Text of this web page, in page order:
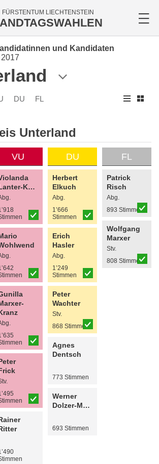
FÜRSTENTUM LIECHTENSTEIN
und Kandidaten
DU FL
Unterland
VU
Koller
DU
Herbert
Elkuch
Abg.
1’666
Stimmen
Erich
Hasler
Abg.
1’249
Stimmen
Peter
Wachter
Stv.
868 Stimmen
Agnes
Dentsch
773 Stimmen
Werner
Dolzer-Müssner
693 Stimmen
FL
Patrick
Risch
Abg.
893 Stimmen
Wolfgang
Marxer
Stv.
808 Stimmen